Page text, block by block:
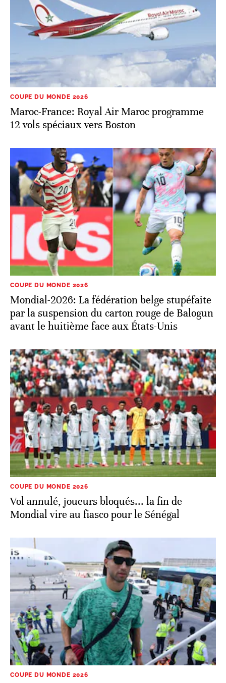
COUPE DU MONDE 2026
Maroc-France: Royal Air Maroc programme
12 vols spéciaux vers Boston
COUPE DU MONDE 2026
Mondial-2026: La fédération belge stupéfaite
par la suspension du carton rouge de Balogun
avant le huitième face aux États-Unis
COUPE DU MONDE 2026
Vol annulé, joueurs bloqués... la fin de
Mondial vire au fiasco pour le Sénégal
COUPE DU MONDE 2026